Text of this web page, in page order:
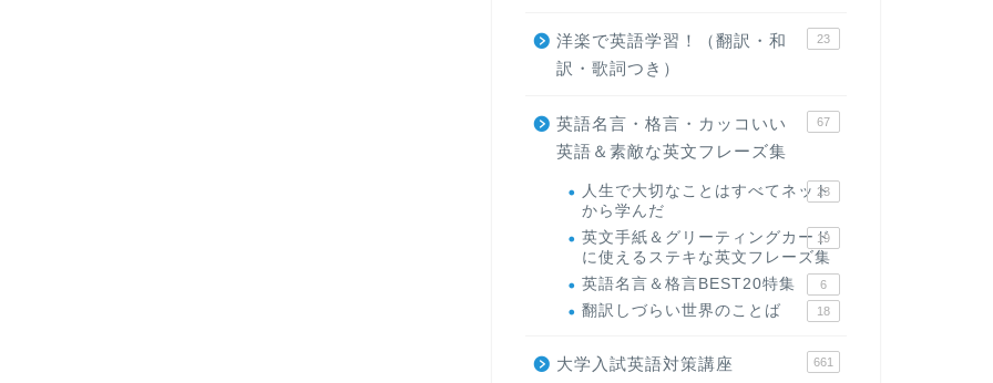
洋楽で英語学習！（翻訳・和
訳・歌詞つき）
23
英語名言・格言・カッコいい
英語＆素敵な英文フレーズ集
67
人生で大切なことはすべてネット
から学んだ
23
英文手紙＆グリーティングカード
に使えるステキな英文フレーズ集
19
英語名言＆格言BEST20特集 6
翻訳しづらい世界のことば 18
大学入試英語対策講座 661